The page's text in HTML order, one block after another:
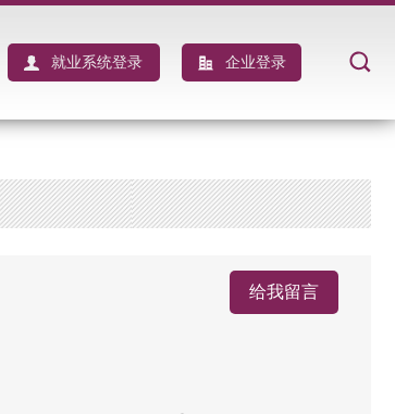
就业系统登录 企业登录
给我留言